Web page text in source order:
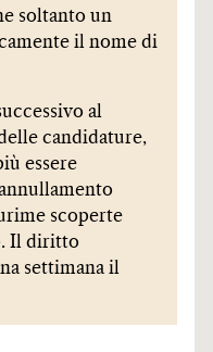
soltanto un
il nome di
al
candidature,
essere
scoperte
Il diritto
settimana il